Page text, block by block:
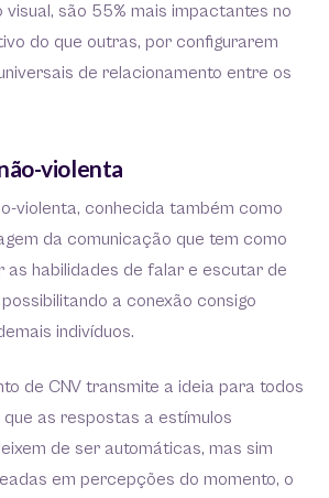
são 55% mais impactantes no
do que outras, por configurarem
de relacionamento entre os
violenta
violenta, conhecida também como
da comunicação que tem como
habilidades de falar e escutar de
a conexão consigo
indivíduos.
de CNV transmite a ideia para todos
as respostas a estímulos
de ser automáticas, mas sim
em percepções do momento, o